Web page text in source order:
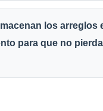
los arreglos
para que no